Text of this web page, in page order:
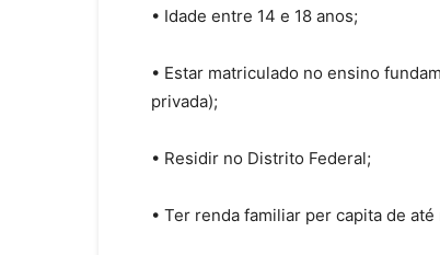
• Idade entre 14 e 18 anos;
• Estar matriculado no ensino
privada);
• Residir no Distrito Federal;
• Ter renda familiar per capita de